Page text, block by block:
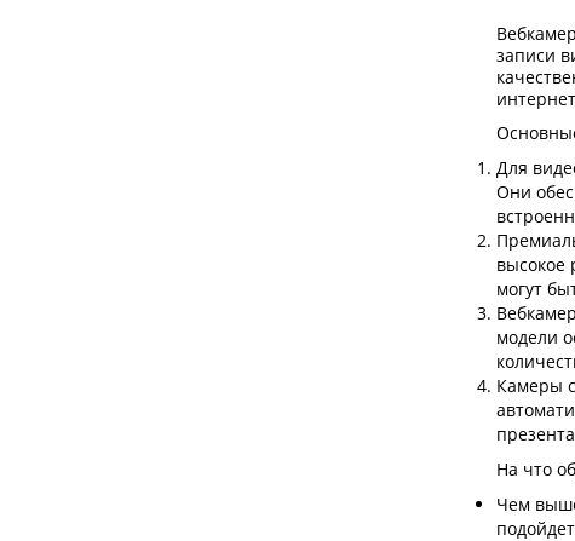
записи
Для
Они
высокое
могут
модели
Камеры
На что
Чем